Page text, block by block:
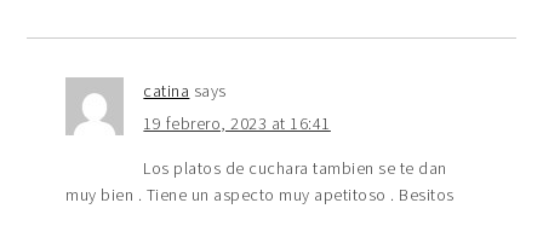
catina says
19 febrero, 2023 at 16:41
Los platos de cuchara tambien se te dan
muy bien . Tiene un aspecto muy apetitoso . Besitos